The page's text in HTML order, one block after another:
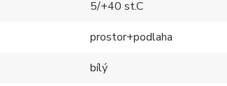
5/+40 st.C
prostor+podlaha
bílý